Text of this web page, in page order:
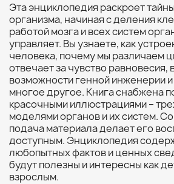
Эта энциклопедия раскроет
организма, начиная с деления
работой мозга и всех систем
управляет. Вы узнаете, как
человека, почему мы различаем
отвечает за чувство
возможности генной инженерии
многое другое. Книга снабжена
красочными иллюстрациями –
моделями органов и их систем.
подача материала делает его
доступным. Энциклопедия
любопытных фактов и ценных
будут полезны и интересны как
взрослым.